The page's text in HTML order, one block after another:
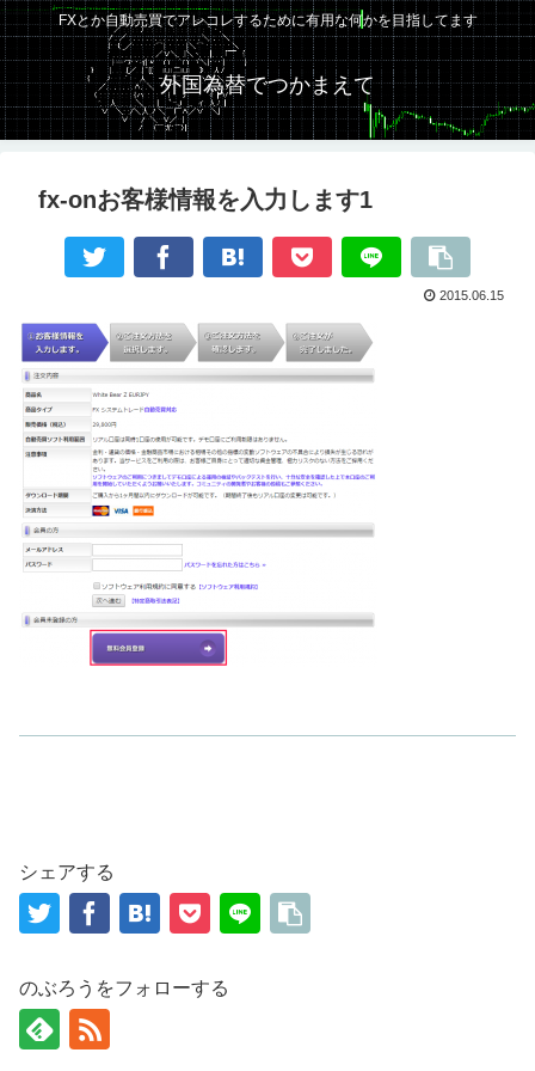
FXとか自動売買でアレコレするために有用な何かを目指してます
外国為替でつかまえて
fx-onお客様情報を入力します1
2015.06.15
シェアする
のぶろうをフォローする